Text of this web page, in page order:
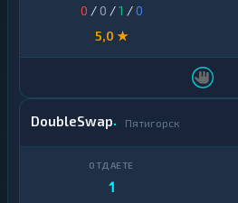
0 / 0 /1 /0
5,0 ★
DoubleSwap Пятигорск
1